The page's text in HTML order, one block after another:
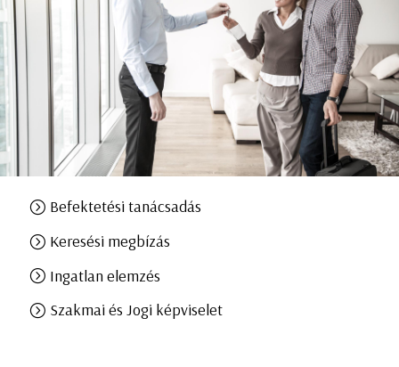
Befektetési tanácsadás
Keresési megbízás
Ingatlan elemzés
Szakmai és Jogi képviselet